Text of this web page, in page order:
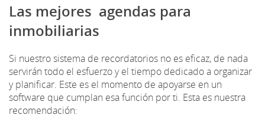
Las mejores agendas para
inmobiliarias
Si nuestro sistema de recordatorios no es eficaz, de nada
servirán todo el esfuerzo y el tiempo dedicado a organizar
y planificar. Este es el momento de apoyarse en un
software que cumplan esa función por ti. Esta es nuestra
recomendación: